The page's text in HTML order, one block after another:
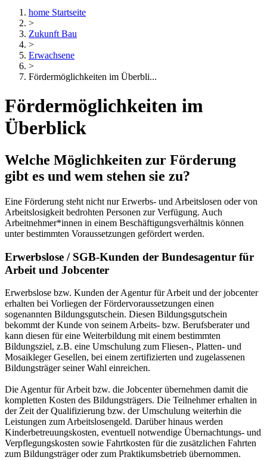
home Startseite
>
Zukunft Bau
>
Erwachsene
>
Fördermöglichkeiten im Überbli...
Fördermöglichkeiten im
Überblick
Welche Möglichkeiten zur Förderung
gibt es und wem stehen sie zu?
Eine Förderung steht nicht nur Erwerbs- und Arbeitslosen oder von
Arbeitslosigkeit bedrohten Personen zur Verfügung. Auch
Arbeitnehmer*innen in einem Beschäftigungsverhältnis können
unter bestimmten Voraussetzungen gefördert werden.
Erwerbslose / SGB-Kunden der Bundesagentur für
Arbeit und Jobcenter
Erwerbslose bzw. Kunden der Agentur für Arbeit und der jobcenter
erhalten bei Vorliegen der Fördervoraussetzungen einen
sogenannten Bildungsgutschein. Diesen Bildungsgutschein
bekommt der Kunde von seinem Arbeits- bzw. Berufsberater und
kann diesen für eine Weiterbildung mit einem bestimmten
Bildungsziel, z.B. eine Umschulung zum Fliesen-, Platten- und
Mosaikleger Gesellen, bei einem zertifizierten und zugelassenen
Bildungsträger seiner Wahl einreichen.
Die Agentur für Arbeit bzw. die Jobcenter übernehmen damit die
kompletten Kosten des Bildungsträgers. Die Teilnehmer erhalten in
der Zeit der Qualifizierung bzw. der Umschulung weiterhin die
Leistungen zum Arbeitslosengeld. Darüber hinaus werden
Kinderbetreuungskosten, eventuell notwendige Übernachtungs- und
Verpflegungskosten sowie Fahrtkosten für die zusätzlichen Fahrten
zum Bildungsträger oder zum Praktikumsbetrieb übernommen.